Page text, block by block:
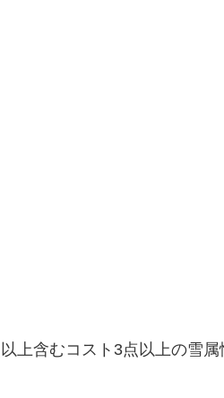
含むコスト3点以上の雪